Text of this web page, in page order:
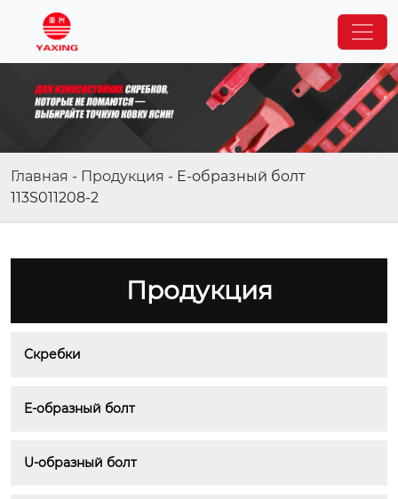
Главная - Продукция - E-образный болт
113S011208-2
Продукция
Скребки
E-образный болт
U-образный болт